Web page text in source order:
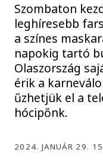
Szombaton
leghíresebb
a színes
napokig tartó
Olaszország
érik a
űzhetjük el a
hócipőnk.
2024. JANUÁR 29.